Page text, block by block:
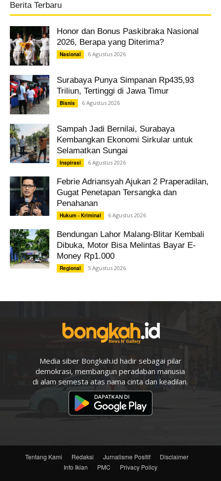
Berita Terbaru
Honor dan Bonus Paskibraka Nasional
2026, Berapa yang Diterima?
Nasional 6 Agustus 2026
Surabaya Punya Simpanan Rp435,93
Triliun, Tertinggi di Jawa Timur
Bisnis 6 Agustus 2026
Sampah Jadi Bernilai, Surabaya
Kembangkan Ekonomi Sirkular untuk
Selamatkan Sungai
Inspirasi 6 Agustus 2026
Febrie Adriansyah Ajukan 2 Praperadilan,
Gugat Penetapan Tersangka dan
Penahanan
Hukum - Kriminal 6 Agustus 2026
Bendungan Lahor Malang-Blitar Kembali
Dibuka, Motor Bisa Melintas Bayar E-
Money Rp1.000
Regional 5 Agustus 2026
Media siber Bongkah.id hadir sebagai pilar
demokrasi, membangun peradaban manusia
di alam semesta atas nama cinta dan keadilan.
Tentang Kami Redaksi Jurnalisme Positif
Disclaimer
Info Iklan
PMC Privacy Policy